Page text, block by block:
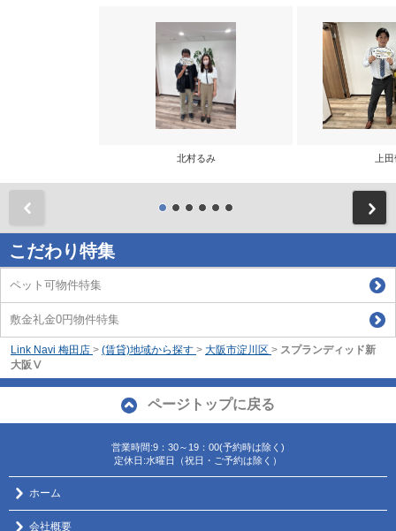
北村るみ 上
こだわり特集
ペット可物件特集
敷金礼金0円物件特集
Link Navi 梅田店 > (賃貸)地域から探す > 大阪市淀川区 > スプランディッド新
大阪Ⅴ
ページトップに戻る
営業時間:9：30～19：00(予約時は除く)
定休日:水曜日（祝日・ご予約は除く）
ホーム
会社概要